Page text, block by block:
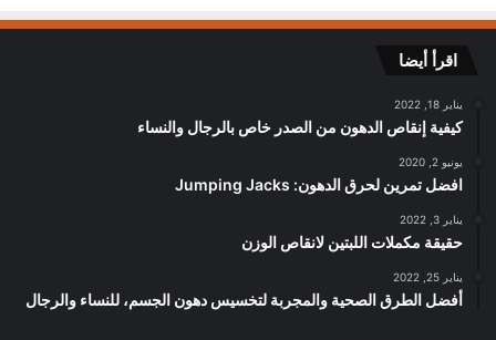
اقرأ أيضا
يناير 18, 2022
كيفية إنقاص الدهون من الصدر خاص بالرجال والنساء
يونيو 2, 2020
افضل تمرين لحرق الدهون: Jumping Jacks
يناير 3, 2022
حقيقة مكملات اللبتين لانقاص الوزن
يناير 25, 2022
أفضل الطرق الصحية والمجربة لتخسيس دهون الجسم، للنساء والرجال